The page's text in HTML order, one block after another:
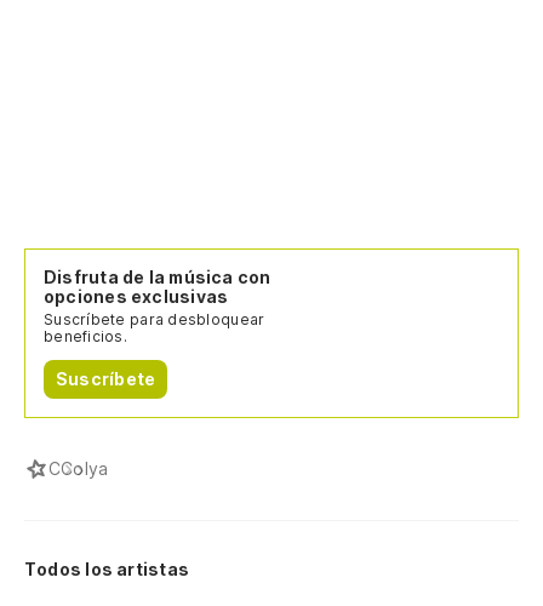
Disfruta de la música con
opciones exclusivas
Suscríbete para desbloquear
beneficios.
Suscríbete
CColya
Todos los artistas